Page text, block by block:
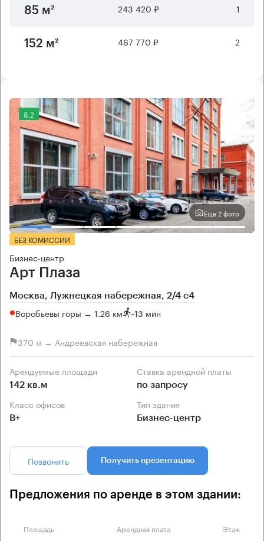
85 м² 243 420 ₽ 1
152 м² 467 770 ₽ 2
8.2
Еще 2 фото
БЕЗ КОМИССИИ
Бизнес-центр
Арт Плаза
Москва, Лужнецкая набережная, 2/4 с4
Воробьевы горы → 1.26 км ~13 мин
370 м → Андреевская набережная
Арендуемые площади
142 кв.м
Ставка арендной платы
по запросу
Класс офисов
B+
Тип здания
Бизнес-центр
Позвонить Получить презентацию
Предложения по аренде в этом здании:
Площадь Арендная плата Этаж